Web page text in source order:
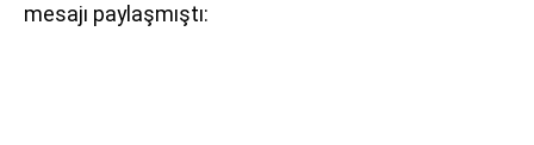
mesajı paylaşmıştı: